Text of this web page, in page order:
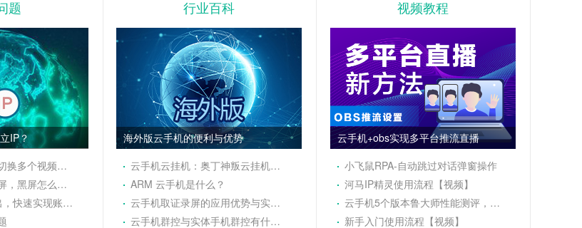
题
IP？
多个视频播放
屏怎么处理？
速实现账号转移
行业百科
海外版云手机的便利与优势
云手机云挂机：奥丁神叛云挂机资源收集与养号攻略
ARM 云手机是什么？
云手机取证录屏的应用优势与实用价值
云手机群控与实体手机群控有什么不同？
视频教程
云手机+obs实现多平台推流直播
小飞鼠RPA-自动跳过对话弹窗操作
河马IP精灵使用流程【视频】
云手机5个版本鲁大师性能测评，第一毫无悬念
新手入门使用流程【视频】